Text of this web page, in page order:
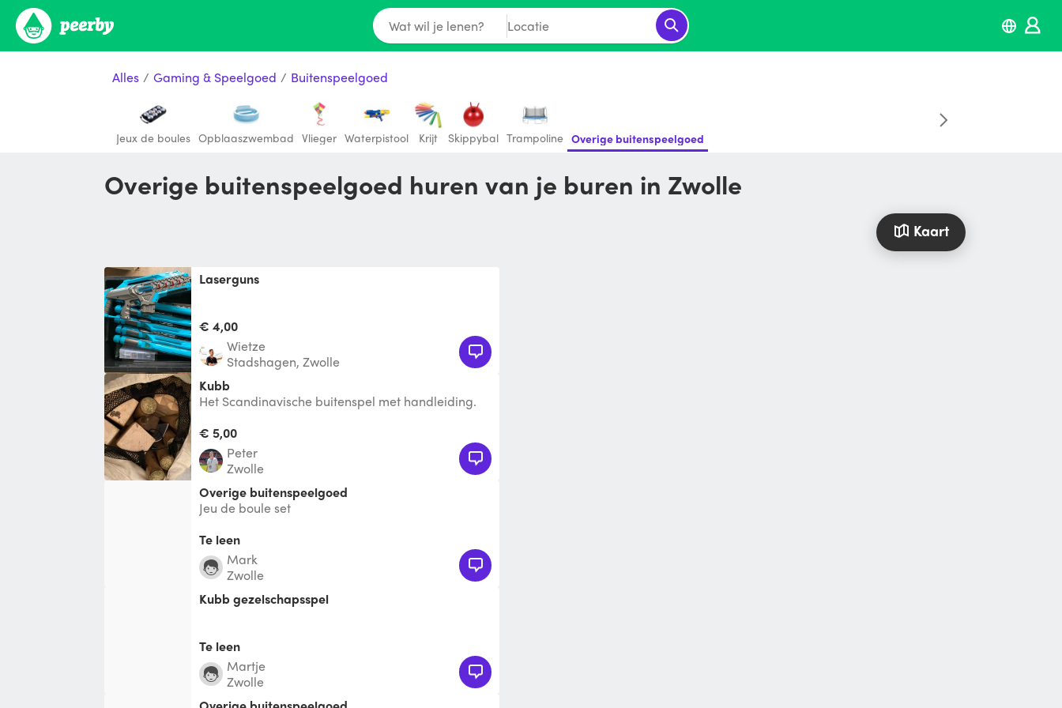
Wat wil je lenen? Locatie
Alles / Gaming & Speelgoed / Buitenspeelgoed
Jeux de boules Opblaaszwembad Vlieger Waterpistool Krijt Skippybal Trampoline Overige buitenspeelgoed
Overige buitenspeelgoed huren van je buren in Zwolle
Kaart
Laserguns
€ 4,00
Wietze
Stadshagen, Zwolle
Kubb
Het Scandinavische buitenspel met handleiding.
€ 5,00
Peter
Zwolle
Overige buitenspeelgoed
Jeu de boule set
Te leen
Mark
Zwolle
Kubb gezelschapsspel
Te leen
Martje
Zwolle